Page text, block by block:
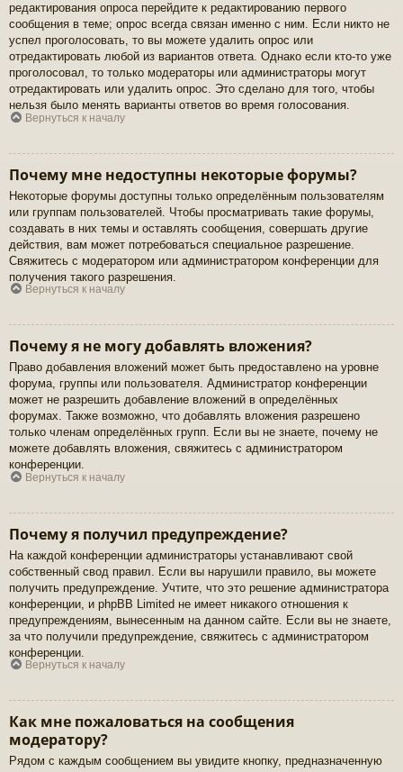
редактирования опроса перейдите к редактированию первого
сообщения в теме; опрос всегда связан именно с ним. Если никто не
успел проголосовать, то вы можете удалить опрос или
отредактировать любой из вариантов ответа. Однако если кто-то уже
проголосовал, то только модераторы или администраторы могут
отредактировать или удалить опрос. Это сделано для того, чтобы
нельзя было менять варианты ответов во время голосования.
Вернуться к началу
Почему мне недоступны некоторые форумы?
Некоторые форумы доступны только определённым пользователям
или группам пользователей. Чтобы просматривать такие форумы,
создавать в них темы и оставлять сообщения, совершать другие
действия, вам может потребоваться специальное разрешение.
Свяжитесь с модератором или администратором конференции для
получения такого разрешения.
Вернуться к началу
Почему я не могу добавлять вложения?
Право добавления вложений может быть предоставлено на уровне
форума, группы или пользователя. Администратор конференции
может не разрешить добавление вложений в определённых
форумах. Также возможно, что добавлять вложения разрешено
только членам определённых групп. Если вы не знаете, почему не
можете добавлять вложения, свяжитесь с администратором
конференции.
Вернуться к началу
Почему я получил предупреждение?
На каждой конференции администраторы устанавливают свой
собственный свод правил. Если вы нарушили правило, вы можете
получить предупреждение. Учтите, что это решение администратора
конференции, и phpBB Limited не имеет никакого отношения к
предупреждениям, вынесенным на данном сайте. Если вы не знаете,
за что получили предупреждение, свяжитесь с администратором
конференции.
Вернуться к началу
Как мне пожаловаться на сообщения
модератору?
Рядом с каждым сообщением вы увидите кнопку, предназначенную